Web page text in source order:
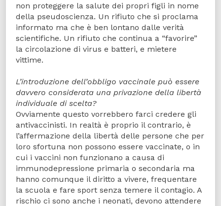
non proteggere la salute dei propri figli in nome
della pseudoscienza. Un rifiuto che si proclama
informato ma che è ben lontano dalle verità
scientifiche. Un rifiuto che continua a “favorire”
la circolazione di virus e batteri, e mietere
vittime.
L’introduzione dell’obbligo vaccinale può essere
davvero considerata una privazione della libertà
individuale di scelta?
Ovviamente questo vorrebbero farci credere gli
antivaccinisti. In realtà è proprio il contrario, è
l’affermazione della libertà delle persone che per
loro sfortuna non possono essere vaccinate, o in
cui i vaccini non funzionano a causa di
immunodepressione primaria o secondaria ma
hanno comunque il diritto a vivere, frequentare
la scuola e fare sport senza temere il contagio. A
rischio ci sono anche i neonati, devono attendere